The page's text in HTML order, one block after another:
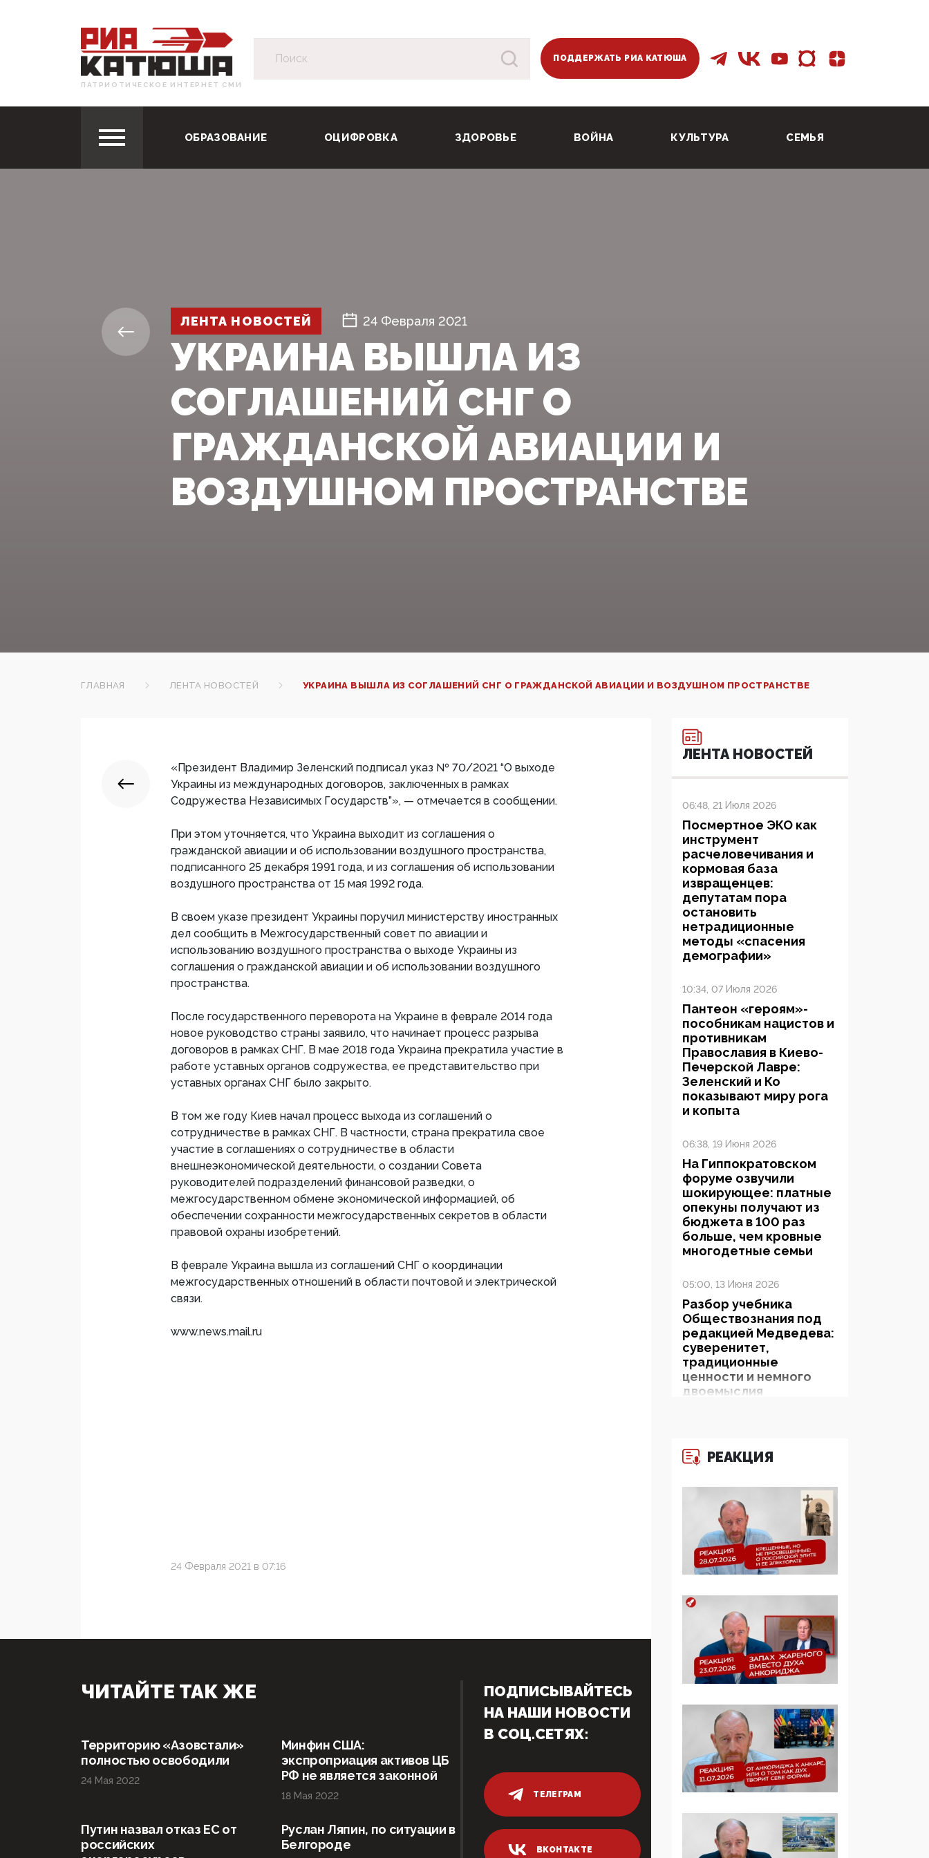
ПАТРИОТИЧЕСКОЕ ИНТЕРНЕТ СМИ
ПОДДЕРЖАТЬ РИА КАТЮША
ОБРАЗОВАНИЕ ОЦИФРОВКА ЗДОРОВЬЕ ВОЙНА КУЛЬТУРА СЕМЬЯ
ЛЕНТА НОВОСТЕЙ 24 Февраля 2021
УКРАИНА ВЫШЛА ИЗ
СОГЛАШЕНИЙ СНГ О
ГРАЖДАНСКОЙ АВИАЦИИ И
ВОЗДУШНОМ ПРОСТРАНСТВЕ
ГЛАВНАЯ ЛЕНТА НОВОСТЕЙ УКРАИНА ВЫШЛА ИЗ СОГЛАШЕНИЙ СНГ О ГРАЖДАНСКОЙ АВИАЦИИ И ВОЗДУШНОМ ПРОСТРАНСТВЕ
«Президент Владимир Зеленский подписал указ № 70/2021 “О выходе
Украины из международных договоров, заключенных в рамках
Содружества Независимых Государств”», — отмечается в сообщении.
При этом уточняется, что Украина выходит из соглашения о
гражданской авиации и об использовании воздушного пространства,
подписанного 25 декабря 1991 года, и из соглашения об использовании
воздушного пространства от 15 мая 1992 года.
В своем указе президент Украины поручил министерству иностранных
дел сообщить в Межгосударственный совет по авиации и
использованию воздушного пространства о выходе Украины из
соглашения о гражданской авиации и об использовании воздушного
пространства.
После государственного переворота на Украине в феврале 2014 года
новое руководство страны заявило, что начинает процесс разрыва
договоров в рамках СНГ. В мае 2018 года Украина прекратила участие в
работе уставных органов содружества, ее представительство при
уставных органах СНГ было закрыто.
В том же году Киев начал процесс выхода из соглашений о
сотрудничестве в рамках СНГ. В частности, страна прекратила свое
участие в соглашениях о сотрудничестве в области
внешнеэкономической деятельности, о создании Совета
руководителей подразделений финансовой разведки, о
межгосударственном обмене экономической информацией, об
обеспечении сохранности межгосударственных секретов в области
правовой охраны изобретений.
В феврале Украина вышла из соглашений СНГ о координации
межгосударственных отношений в области почтовой и электрической
связи.
www.news.mail.ru
24 Февраля 2021 в 07:16
ЛЕНТА НОВОСТЕЙ
06:48, 21 Июля 2026
Посмертное ЭКО как
инструмент
расчеловечивания и
кормовая база
извращенцев:
депутатам пора
остановить
нетрадиционные
методы «спасения
демографии»
10:34, 07 Июля 2026
Пантеон «героям»-
пособникам нацистов и
противникам
Православия в Киево-
Печерской Лавре:
Зеленский и Ко
показывают миру рога
и копыта
06:38, 19 Июня 2026
На Гиппократовском
форуме озвучили
шокирующее: платные
опекуны получают из
бюджета в 100 раз
больше, чем кровные
многодетные семьи
05:00, 13 Июня 2026
Разбор учебника
Обществознания под
редакцией Медведева:
суверенитет,
традиционные
ценности и немного
двоемыслия
увидела
деятельность ИИТО
ЮНЕСКО в России, но
цифроглобалисты
продолжают
определять повестку в
образовании
09:43, 01 Июня 2026
5G за счет здоровья
граждан: Минцифры
намерено отобрать у
регионов и
муниципалитетов право
защищать жилые дома
и социальные объекты
от ЭМИ
05:58, 26 Мая 2026
Роскомнадзор
освободили от борца с
опасным контентом
07:39, 25 Мая 2026
РЕАКЦИЯ
ЧИТАЙТЕ ТАК ЖЕ
Территорию «Азовстали»
полностью освободили
24 Мая 2022
Минфин США:
экспроприация активов ЦБ
РФ не является законной
18 Мая 2022
Путин назвал отказ ЕС от
российских
Руслан Ляпин, по ситуации в
Белгороде
ПОДПИСЫВАЙТЕСЬ
НА НАШИ НОВОСТИ
В СОЦ.СЕТЯХ:
ТЕЛЕГРАМ
ВКОНТАКТЕ